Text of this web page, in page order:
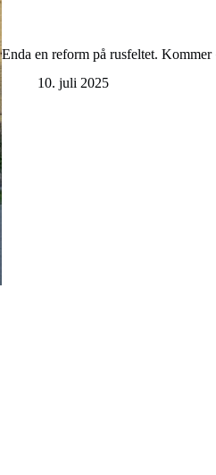
Enda en reform på rusfeltet.
10. juli 2025